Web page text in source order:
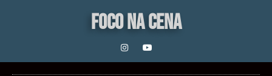
FOCO NA CENA